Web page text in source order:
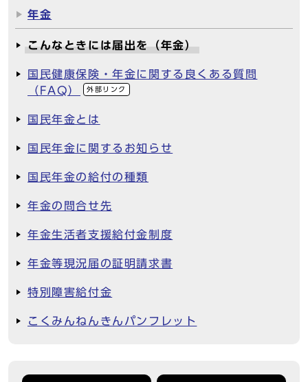
年金
こんなときには届出を（年金）
国民健康保険・年金に関する良くある質問
（FAQ）
外部リンク
国民年金とは
国民年金に関するお知らせ
国民年金の給付の種類
年金の問合せ先
年金生活者支援給付金制度
年金等現況届の証明請求書
特別障害給付金
こくみんねんきんパンフレット